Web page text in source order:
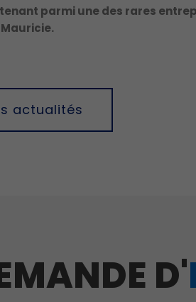
parmi une des rares
actualités
D'